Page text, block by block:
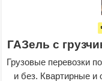
ГАЗель с
Грузовые перевозки
и без. Квартирные и